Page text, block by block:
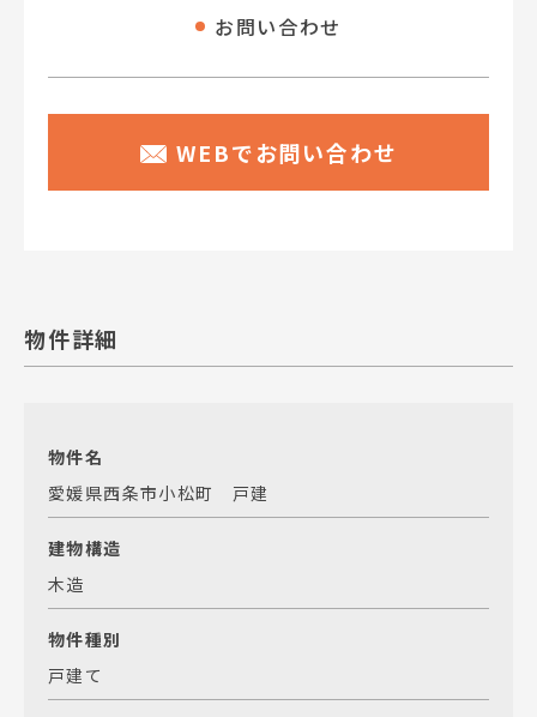
お問い合わせ
WEBでお問い合わせ
物件詳細
物件名
愛媛県西条市小松町 戸建
建物構造
木造
物件種別
戸建て